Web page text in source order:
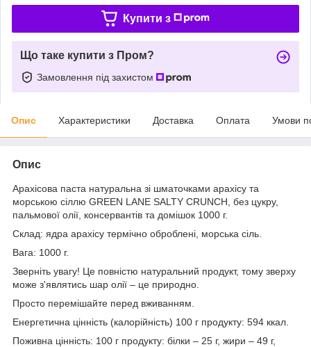
Купити з
Що таке купити з Пром?
Замовлення під захистом
Опис Характеристики Доставка Оплата Умови
Опис
Арахісова паста натуральна зі шматочками арахісу та
морською сіллю GREEN LANE SALTY CRUNCH, без цукру,
пальмової олії, консервантів та домішок 1000 г.
Склад: ядра арахісу термічно оброблені, морська сіль.
Вага: 1000 г.
Зверніть увагу! Це повністю натуральний продукт, тому зверху
може з'являтись шар олії – це природно.
Просто перемішайте перед вживанням.
Енергетична цінність (калорійність) 100 г продукту: 594 ккал.
Поживна цінність: 100 г продукту: білки – 25 г, жири – 49 г,